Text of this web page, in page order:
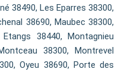
38490, Les Eparres 38300,
38690, Maubec 38300,
38440, Montagnieu
38300, Montrevel
Oyeu 38690, Porte des